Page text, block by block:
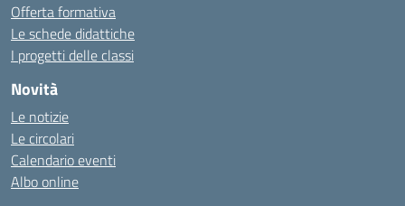
Offerta formativa
Le schede didattiche
I progetti delle classi
Novità
Le notizie
Le circolari
Calendario eventi
Albo online